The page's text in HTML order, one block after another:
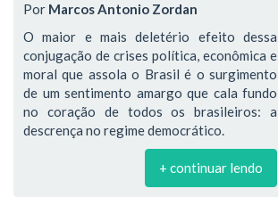
Por Marcos Antonio Zordan
O maior e mais deletério efeito dessa
conjugação de crises política, econômica e
moral que assola o Brasil é o surgimento
de um sentimento amargo que cala fundo
no coração de todos os brasileiros: a
descrença no regime democrático.
+ continuar lendo